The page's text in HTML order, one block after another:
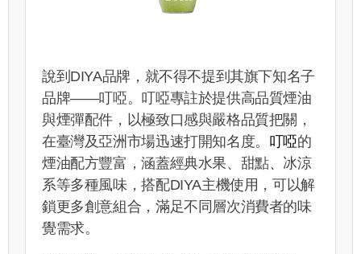
說到DIYA品牌，就不得不提到其旗下知名子
品牌——叮啞。叮啞專註於提供高品質煙油
與煙彈配件，以極致口感與嚴格品質把關，
在臺灣及亞洲市場迅速打開知名度。 叮啞的
煙油配方豐富，涵蓋經典水果、甜點、冰涼
系等多種風味，搭配DIYA主機使用，可以解
鎖更多創意組合，滿足不同層次消費者的味
覺需求。